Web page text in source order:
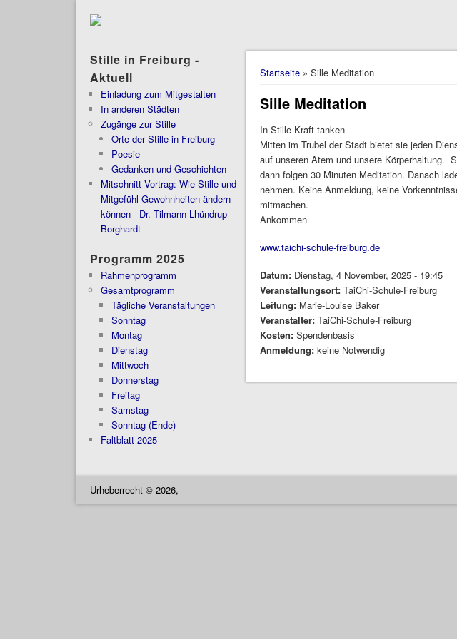
Sie sind hier
Startseite » Sille Meditation
Sille Meditation
In Stille Kraft tanken
Mitten im Trubel der Stadt bietet sie jeden
auf unseren Atem und unsere Körperhaltung.
dann folgen 30 Minuten Meditation. Danach
nehmen. Keine Anmeldung, keine
mitmachen.
Ankommen
www.taichi-schule-freiburg.de
Datum: Dienstag, 4 November, 2025 - 19:45
Veranstaltungsort:TaiChi-Schule-Freiburg
Leitung: Marie-Louise Baker
Veranstalter:TaiChi-Schule-Freiburg
Kosten:Spendenbasis
Anmeldung:keine Notwendig
Stille in Freiburg -
Aktuell
Einladung zum Mitgestalten
In anderen Städten
Zugänge zur Stille
Orte der Stille in Freiburg
Poesie
Gedanken und Geschichten
Mitschnitt Vortrag: Wie Stille und
Mitgefühl Gewohnheiten ändern
können - Dr. Tilmann Lhündrup
Borghardt
Programm 2025
Rahmenprogramm
Gesamtprogramm
Tägliche Veranstaltungen
Sonntag
Montag
Dienstag
Mittwoch
Donnerstag
Freitag
Samstag
Sonntag (Ende)
Faltblatt 2025
Urheberrecht © 2026,